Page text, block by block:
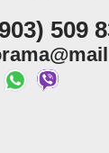
509